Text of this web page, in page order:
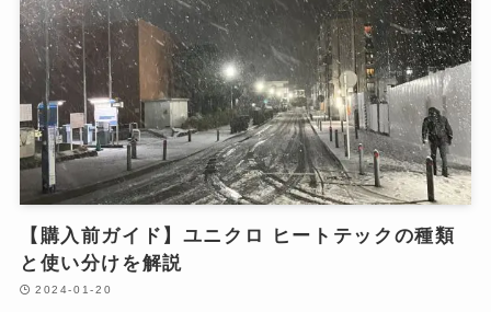
【購入前ガイド】ユニクロ ヒートテックの種類
と使い分けを解説
2024-01-20